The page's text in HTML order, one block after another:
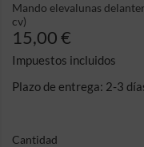
Mando elevalunas
cv)
15,00 €
Impuestos incluidos
Plazo de entrega: 2-3
Cantidad